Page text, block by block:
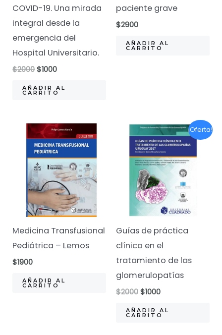
COVID-19. Una mirada
integral desde la
emergencia del
Hospital Universitario.
$2000El
original
era:
$1000El
actual
es:
AÑADIR AL
CARRITO
paciente grave
$2900
AÑADIR AL
CARRITO
Medicina Transfusional
Pediátrica – Lemos
$1900
AÑADIR AL
CARRITO
¡Oferta!
Guías de práctica
clínica en el
tratamiento de las
glomerulopatías
$2000El
original
era:
$1000El
actual
es:
AÑADIR AL
CARRITO